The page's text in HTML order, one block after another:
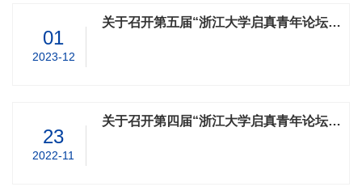
01
2023-12
关于召开第五届“浙江大学启真青年论坛- 物理学院青年论坛”的通知 Announcement of the 5th Annual Forum for Young Scholars at the Frontiers of Physics, Zhejiang University, P. R. China
23
2022-11
关于召开第四届“浙江大学启真青年论坛-物理学院青年论坛”的通知 Announcement of the 4th Annual Forum for Young Scholars at the Frontiers of Physics, Zhejiang University, P. R. China